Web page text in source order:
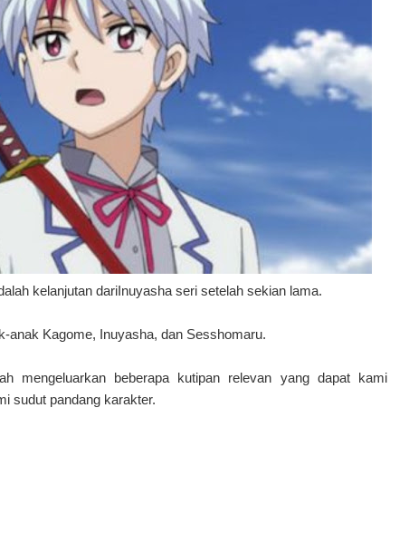
kelanjutan dariInuyasha seri setelah sekian lama.
anak Kagome, Inuyasha, dan Sesshomaru.
mengeluarkan beberapa kutipan relevan yang dapat kami
sudut pandang karakter.